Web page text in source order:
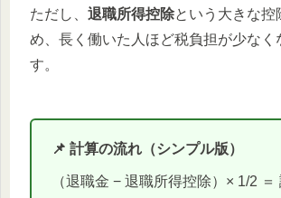
ただし、 退職所得控除という大きな控
め、長く働いた人ほど税負担が少なく
す。
📌 計算の流れ（シンプル版）
（退職金 − 退職所得控除）× 1/2 ＝